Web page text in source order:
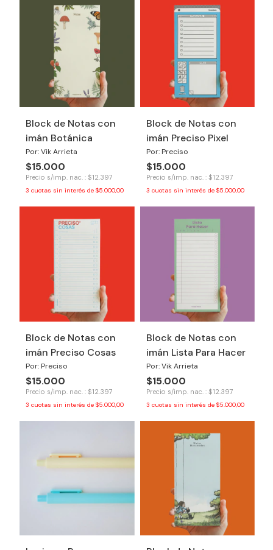
Block de Notas con
imán Botánica
Por: Vik Arrieta
$15.000
Precio s/imp. nac. : $12.397
3 cuotas sin interés de $5.000,00
Block de Notas con
imán Preciso Pixel
Por: Preciso
$15.000
Precio s/imp. nac. : $12.397
3 cuotas sin interés de $5.000,00
Block de Notas con
imán Preciso Cosas
Por: Preciso
$15.000
Precio s/imp. nac. : $12.397
3 cuotas sin interés de $5.000,00
Block de Notas con
imán Lista Para Hacer
Por: Vik Arrieta
$15.000
Precio s/imp. nac. : $12.397
3 cuotas sin interés de $5.000,00